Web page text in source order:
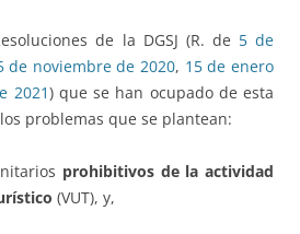
de la DGSJ (R. de 5 de
de noviembre de 2020, 15 de enero
2021) que se han ocupado de esta
problemas que se plantean:
prohibitivos de la actividad
(VUT), y,